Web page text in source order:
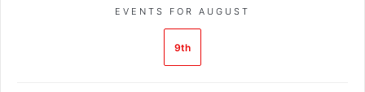
EVENTS FOR AUGUST
9th